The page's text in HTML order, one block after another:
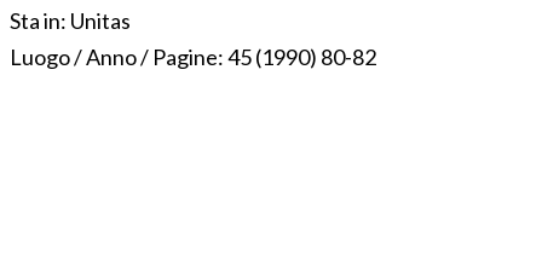
Sta in: Unitas
Luogo / Anno / Pagine:45 (1990) 80-82